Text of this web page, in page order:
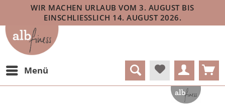
WIR MACHEN URLAUB VOM 3. AUGUST BIS
EINSCHLIESSLICH 14. AUGUST 2026.
Menü